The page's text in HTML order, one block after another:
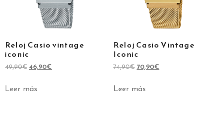
Reloj Casio vintage
iconic
49,90€ 46,90€
Leer más
Reloj Casio Vintage
Iconic
74,90€ 70,90€
Leer más